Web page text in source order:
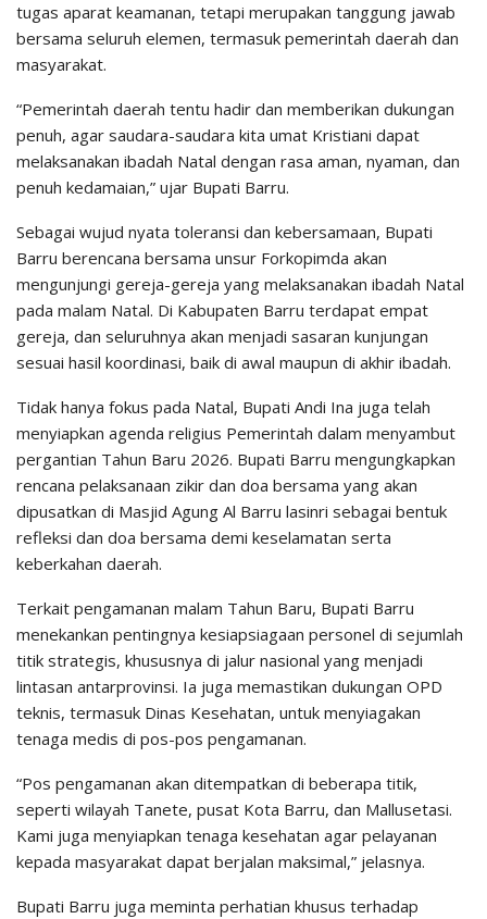
tugas aparat keamanan, tetapi merupakan tanggung jawab
bersama seluruh elemen, termasuk pemerintah daerah dan
masyarakat.
“Pemerintah daerah tentu hadir dan memberikan dukungan
penuh, agar saudara-saudara kita umat Kristiani dapat
melaksanakan ibadah Natal dengan rasa aman, nyaman, dan
penuh kedamaian,” ujar Bupati Barru.
Sebagai wujud nyata toleransi dan kebersamaan, Bupati
Barru berencana bersama unsur Forkopimda akan
mengunjungi gereja-gereja yang melaksanakan ibadah Natal
pada malam Natal. Di Kabupaten Barru terdapat empat
gereja, dan seluruhnya akan menjadi sasaran kunjungan
sesuai hasil koordinasi, baik di awal maupun di akhir ibadah.
Tidak hanya fokus pada Natal, Bupati Andi Ina juga telah
menyiapkan agenda religius Pemerintah dalam menyambut
pergantian Tahun Baru 2026. Bupati Barru mengungkapkan
rencana pelaksanaan zikir dan doa bersama yang akan
dipusatkan di Masjid Agung Al Barru lasinri sebagai bentuk
refleksi dan doa bersama demi keselamatan serta
keberkahan daerah.
Terkait pengamanan malam Tahun Baru, Bupati Barru
menekankan pentingnya kesiapsiagaan personel di sejumlah
titik strategis, khususnya di jalur nasional yang menjadi
lintasan antarprovinsi. Ia juga memastikan dukungan OPD
teknis, termasuk Dinas Kesehatan, untuk menyiagakan
tenaga medis di pos-pos pengamanan.
“Pos pengamanan akan ditempatkan di beberapa titik,
seperti wilayah Tanete, pusat Kota Barru, dan Mallusetasi.
Kami juga menyiapkan tenaga kesehatan agar pelayanan
kepada masyarakat dapat berjalan maksimal,” jelasnya.
Bupati Barru juga meminta perhatian khusus terhadap